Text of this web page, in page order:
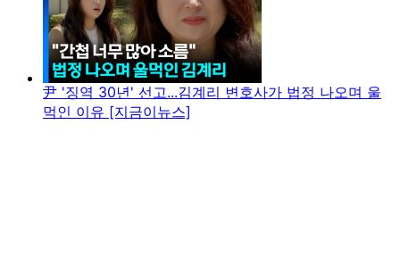
尹 '징역 30년' 선고...김계리 변호사가 법정 나오며 울
먹인 이유 [지금이뉴스]